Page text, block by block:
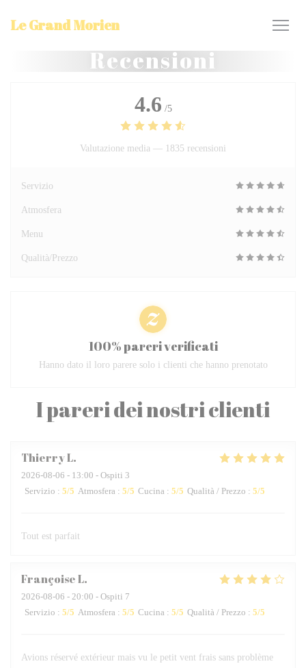
Le Grand Morien
Recensioni
I pareri dei nostri clienti
ThierryL
2026-08-06 - 13:00 - Ospiti 3
Servizio : 5/5 Atmosfera : 5/5 Cucina : 5/5 Qualità / Prezzo : 5/5
Tout est parfait
FrançoiseL
2026-08-06 - 20:00 - Ospiti 7
Servizio : 5/5 Atmosfera : 5/5 Cucina : 5/5 Qualità / Prezzo : 5/5
Avions réservé extérieur mais vu le petit vent frais sans problème
4.6 /5
Valutazione media — 1835 recensioni
Servizio
Atmosfera
Menu
Qualità/Prezzo
100% pareri verificati
Hanno dato il loro parere solo i clienti che hanno prenotato